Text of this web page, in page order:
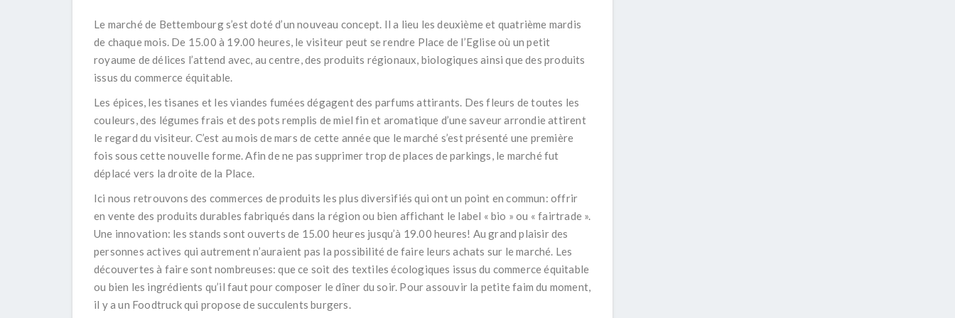
Le marché de Bettembourg s’est doté d’un nouveau concept. Il a lieu les deuxième et quatrième mardis
de chaque mois. De 15.00 à 19.00 heures, le visiteur peut se rendre Place de l’Eglise où un petit
royaume de délices l’attend avec, au centre, des produits régionaux, biologiques ainsi que des produits
issus du commerce équitable.
Les épices, les tisanes et les viandes fumées dégagent des parfums attirants. Des fleurs de toutes les
couleurs, des légumes frais et des pots remplis de miel fin et aromatique d’une saveur arrondie attirent
le regard du visiteur. C’est au mois de mars de cette année que le marché s’est présenté une première
fois sous cette nouvelle forme. Afin de ne pas supprimer trop de places de parkings, le marché fut
déplacé vers la droite de la Place.
Ici nous retrouvons des commerces de produits les plus diversifiés qui ont un point en commun: offrir
en vente des produits durables fabriqués dans la région ou bien affichant le label « bio » ou « fairtrade ».
Une innovation: les stands sont ouverts de 15.00 heures jusqu’à 19.00 heures! Au grand plaisir des
personnes actives qui autrement n’auraient pas la possibilité de faire leurs achats sur le marché. Les
découvertes à faire sont nombreuses: que ce soit des textiles écologiques issus du commerce équitable
ou bien les ingrédients qu’il faut pour composer le dîner du soir. Pour assouvir la petite faim du moment,
il y a un Foodtruck qui propose de succulents burgers.